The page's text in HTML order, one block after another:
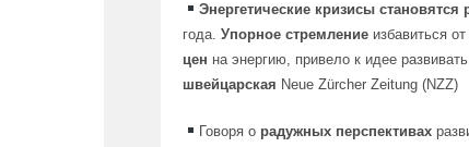
Энергетические кризисы
года.Упорное стремление избавиться
цен на энергию, привело к идее
швейцарская Neue Zürcher Zeitung (NZZ)
Говоря о радужных перспективах